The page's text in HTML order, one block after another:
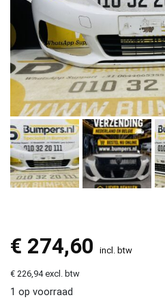
€ 274,60 incl. btw
€ 226,94 excl. btw
1 op voorraad